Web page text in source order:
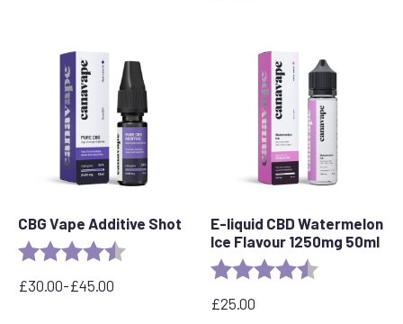
CBG Vape Additive Shot
Rating: 4.9 out of 5 stars
£30.00-£45.00
Zakres
E-liquid CBD Watermelon
Ice Flavour 1250mg 50ml
Rating:
£25.00